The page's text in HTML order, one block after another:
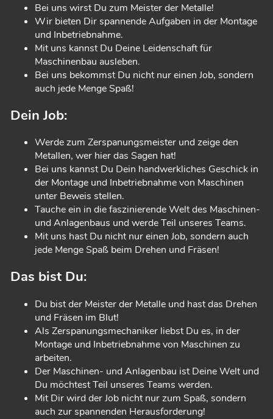
Bei uns wirst Du zum Meister der Metalle!
Wir bieten Dir spannende Aufgaben in der Montage
und Inbetriebnahme.
Mit uns kannst Du Deine Leidenschaft für
Maschinenbau ausleben.
Bei uns bekommst Du nicht nur einen Job, sondern
auch jede Menge Spaß!
Dein Job:
Werde zum Zerspanungsmeister und zeige den
Metallen, wer hier das Sagen hat!
Bei uns kannst Du Dein handwerkliches Geschick in
der Montage und Inbetriebnahme von Maschinen
unter Beweis stellen.
Tauche ein in die faszinierende Welt des Maschinen-
und Anlagenbaus und werde Teil unseres Teams.
Mit uns hast Du nicht nur einen Job, sondern auch
jede Menge Spaß beim Drehen und Fräsen!
Das bist Du:
Du bist der Meister der Metalle und hast das Drehen
und Fräsen im Blut!
Als Zerspanungsmechaniker liebst Du es, in der
Montage und Inbetriebnahme von Maschinen zu
arbeiten.
Der Maschinen- und Anlagenbau ist Deine Welt und
Du möchtest Teil unseres Teams werden.
Mit Dir wird der Job nicht nur zum Spaß, sondern
auch zur spannenden Herausforderung!